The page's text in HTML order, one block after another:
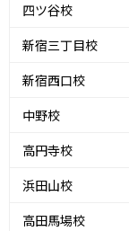
四ツ谷校
新宿三丁目校
新宿西口校
中野校
高円寺校
浜田山校
高田馬場校